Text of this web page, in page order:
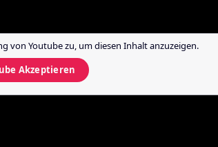
von Youtubezu, um diesen Inhalt anzuzeigen.
Akzeptieren